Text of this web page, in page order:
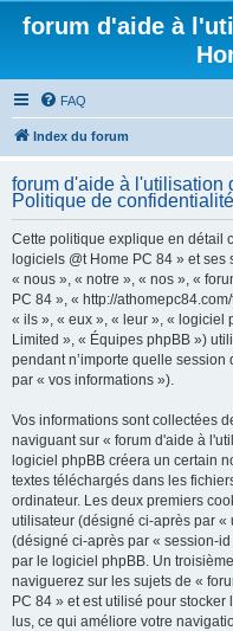
forum d'aide à
FAQ
Index du forum
forum d'aide à l'utilisation
Politique de confidentialité
Cette politique explique en détail
logiciels @t Home PC 84 » et
« nous », « notre », « nos », «
PC 84 », « http://
« ils », « eux », « leur », « logiciel
Limited », « Équipes phpBB »)
pendant n’importe quelle
par « vos informations »).
Vos informations sont collectées
naviguant sur « forum d'aide à
logiciel phpBB créera un certain
textes téléchargés dans les
ordinateur. Les deux premiers
utilisateur (désigné ci-après par
(désigné ci-après par « session-
par le logiciel phpBB. Un
naviguerez sur les sujets de «
PC 84 » et est utilisé pour
lus, ce qui améliore votre